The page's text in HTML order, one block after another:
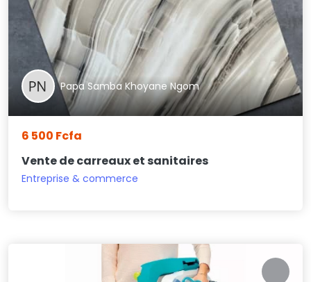
Papa Samba Khoyane Ngom
6 500 Fcfa
Vente de carreaux et sanitaires
Entreprise & commerce